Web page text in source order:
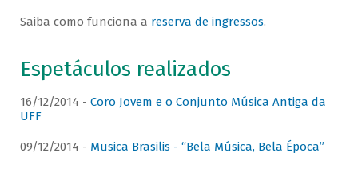
Saiba como funciona a reserva de ingressos.
Espetáculos realizados
16/12/2014 - Coro Jovem e o Conjunto Música Antiga da
UFF
09/12/2014 - Musica Brasilis - “Bela Música, Bela Época”